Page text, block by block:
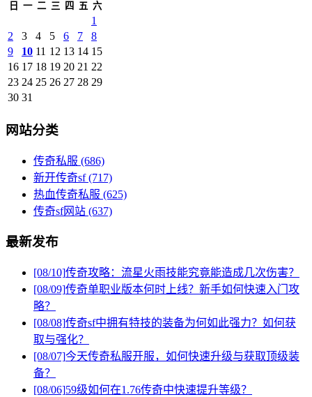
日 一 二 三 四 五 六
1
2
3 4 5 6 7
8
9
10 11 12 13 14 15
16 17 18 19 20 21 22
23 24 25 26 27 28 29
30 31
网站分类
传奇私服 (686)
新开传奇sf(717)
热血传奇私服 (625)
传奇sf网站 (637)
最新发布
[08/10]传奇攻略：流星火雨技能究竟能造成几次伤害？
[08/09]传奇单职业版本何时上线？新手如何快速入门攻
略？
[08/08]传奇sf中拥有特技的装备为何如此强力？如何获
取与强化？
[08/07]今天传奇私服开服，如何快速升级与获取顶级装
备？
[08/06]59级如何在1.76传奇中快速提升等级？